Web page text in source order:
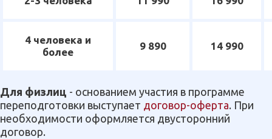
4 человека и
более
9 890 14 990
Для физлиц - основанием участия в программе
переподготовки выступает договор-оферта. При
необходимости оформляется двусторонний
договор.